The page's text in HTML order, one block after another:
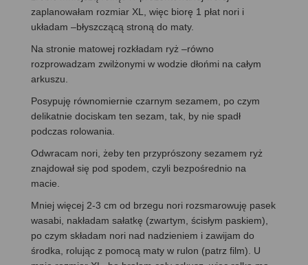
zaplanowałam rozmiar XL, więc biorę 1 płat nori i
układam –błyszczącą stroną do maty.
Na stronie matowej rozkładam ryż –równo
rozprowadzam zwilżonymi w wodzie dłońmi na całym
arkuszu.
Posypuję równomiernie czarnym sezamem, po czym
delikatnie dociskam ten sezam, tak, by nie spadł
podczas rolowania.
Odwracam nori, żeby ten przyprószony sezamem ryż
znajdował się pod spodem, czyli bezpośrednio na
macie.
Mniej więcej 2-3 cm od brzegu nori rozsmarowuję pasek
wasabi, nakładam sałatkę (zwartym, ścisłym paskiem),
po czym składam nori nad nadzieniem i zawijam do
środka, rolując z pomocą maty w rulon (patrz film). U